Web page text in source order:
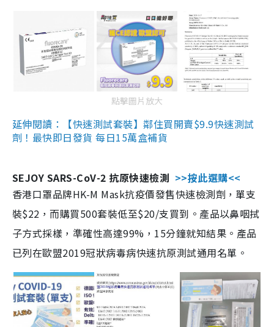
點擊圖片放大
延伸閱讀：【快速測試套裝】鄰住買開賣$9.9快速測試
劑！最快即日發貨 每日15萬盒補貨
SEJOY SARS-CoV-2 抗原快速檢測 >>按此選購<<
香港口罩品牌HK-M Mask抗疫價發售快速檢測劑，單支
裝$22，而購買500套裝低至$20/支買到。產品以鼻咽拭
子方式採樣，準確性高達99%，15分鐘就知結果。產品
已列在歐盟2019冠狀病毒病快速抗原測試通用名單。